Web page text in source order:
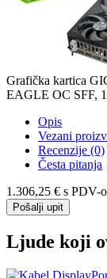
Grafička kartica
EAGLE OC SFF,
Opis
Vezani
Recenzije (0)
Česta pitanja
1.306,25 € s PDV-
Pošalji upit
Ljude koji